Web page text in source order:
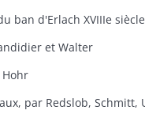
ban d'Erlach XVIIIe siècle
et Walter
Hohr